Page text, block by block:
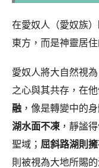
在愛奴人（愛奴族
東方，而是神靈居住
愛奴人將大自然視
之心與其共存，在
融 ，像是轉變中的
湖水面不凍，靜謐
聖域； 屈斜路湖則
則被視為大地所賜